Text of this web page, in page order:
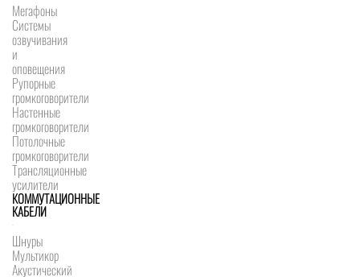
Мегафоны
Системы
озвучивания
и
оповещения
Рупорные
громкоговорители
Настенные
громкоговорители
Потолочные
громкоговорители
Трансляционные
усилители
КОММУТАЦИОННЫЕ
КАБЕЛИ
Шнуры
Мультикор
Акустический